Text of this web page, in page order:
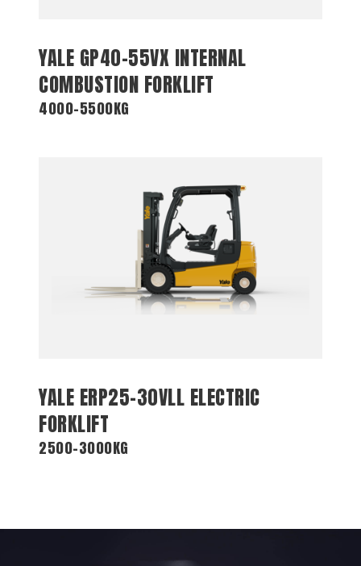
YALE GP40-55VX INTERNAL
COMBUSTION FORKLIFT
4000-5500KG
YALE ERP25-30VLL ELECTRIC
FORKLIFT
2500-3000KG